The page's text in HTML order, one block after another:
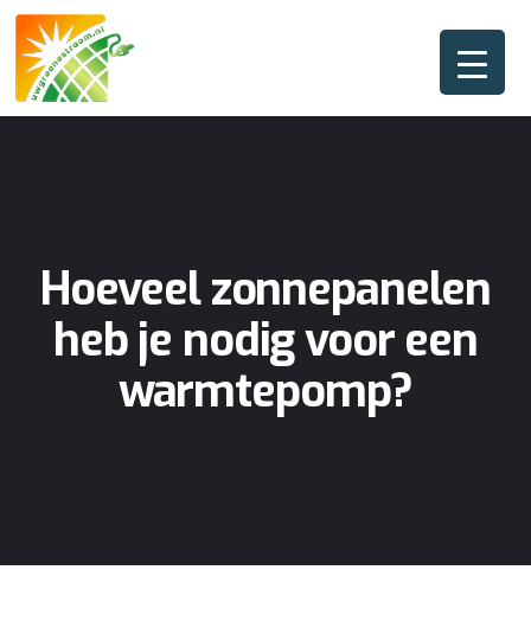
Hoeveel zonnepanelen
heb je nodig voor een
warmtepomp?